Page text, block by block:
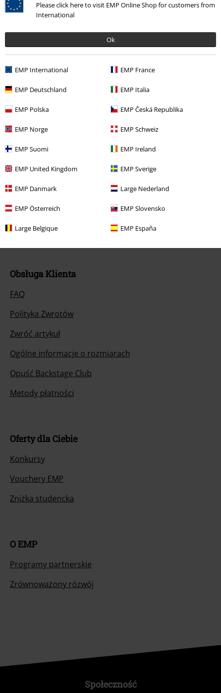
Please click here to visit EMP Online Shop for customers from
International
Ok
EMP International EMP France
EMP Deutschland EMP Italia
EMP Polska EMP Česká Republika
EMP Norge EMP Schweiz
EMP Suomi EMP Ireland
EMP United Kingdom EMP Sverige
EMP Danmark Large Nederland
EMP Österreich EMP Slovensko
Large Belgique EMP España
Tutaj
możesz zrezygnować z subskrypcji newslettera.
Zapisz się
*Kod jest ważny przez 4 tygodnie. Do wykorzystania tylko online. NIe
zostanie automatycznie uwzględniony w koszyku zakupowym. Nie
Rammstein, (Till) Lindemann, Die Ärzte, Die Toten Hosen, Feine Sahne
Nasze Centrum Obsługi Klienta jest do Twojej
dyspozycji
informacji
Rozpocznij rozmowę
Obsługa Klienta
FAQ
Polityka Zwrotów
Zwróć artykuł
Ogólne informacje o rozmiarach
Opuść Backstage Club
Metody płatności
Oferty dla Ciebie
Konkursy
Vouchery EMP
Zniżka studencka
O EMP
Programy partnerskie
Zrównoważony rózwój
Społeczność